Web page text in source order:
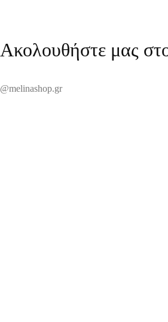
Ακολουθήστε μας
@melinashop.gr